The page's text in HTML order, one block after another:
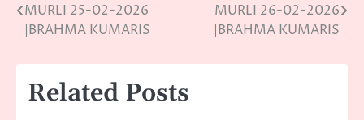
Post
navigation
MURLI 25-02-2026
|BRAHMA KUMARIS
MURLI 26-02-2026
|BRAHMA KUMARIS
Related Posts